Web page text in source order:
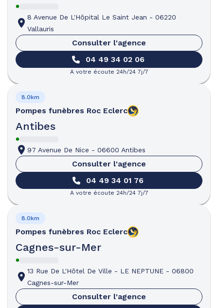
8 Avenue De L'Hôpital Le Saint Jean - 06220
Vallauris
Consulter l'agence
04 49 34 02 06
A votre écoute 24h/24 7j/7
Pompes funèbres Roc Eclerc
Antibes
8.0km
97 Avenue De Nice - 06600 Antibes
Consulter l'agence
04 49 34 01 76
A votre écoute 24h/24 7j/7
Pompes funèbres Roc Eclerc
Cagnes-sur-Mer
8.0km
13 Rue De L'Hôtel De Ville - LE NEPTUNE - 06800
Cagnes-sur-Mer
Consulter l'agence